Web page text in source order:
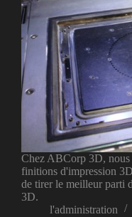
Chez ABCorp 3D, nous
finitions d'impression
de tirer le meilleur parti
3D.
l'administration